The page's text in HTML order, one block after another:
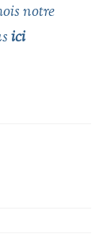
notre
ici